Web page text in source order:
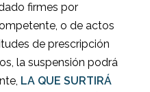
firmes por
o de actos
de prescripción
la suspensión podrá
LA QUE SURTIRÁ